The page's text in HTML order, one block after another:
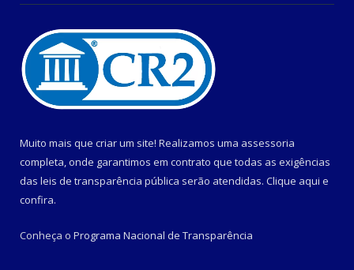
Muito mais que criar um site! Realizamos uma assessoria
completa, onde garantimos em contrato que todas as exigências
das leis de transparência pública serão atendidas. Clique aqui e
confira.
Conheça o Programa Nacional de Transparência